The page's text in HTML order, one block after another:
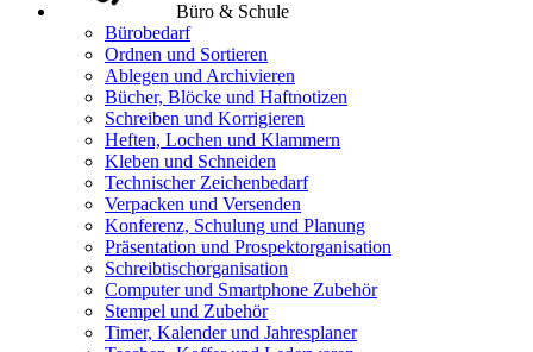
Büro & Schule
Bürobedarf
Ordnen und Sortieren
Ablegen und Archivieren
Bücher, Blöcke und Haftnotizen
Schreiben und Korrigieren
Heften, Lochen und Klammern
Kleben und Schneiden
Technischer Zeichenbedarf
Verpacken und Versenden
Konferenz, Schulung und Planung
Präsentation und Prospektorganisation
Schreibtischorganisation
Computer und Smartphone Zubehör
Stempel und Zubehör
Timer, Kalender und Jahresplaner